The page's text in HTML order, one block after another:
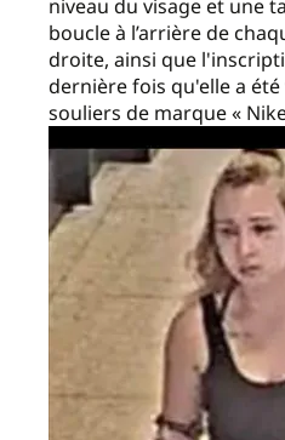
niveau du visage et une
boucle à l’arrière de
droite, ainsi que
dernière fois qu'elle a
souliers de marque «